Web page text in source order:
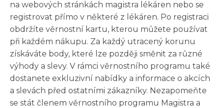
na webových stránkách magistra lékáren nebo se
registrovat přímo v některé z lékáren. Po registraci
obdržíte věrnostní kartu, kterou můžete používat
při každém nákupu. Za každý utracený korunu
získáváte body, které lze později směnit za různé
výhody a slevy. V rámci věrnostního programu také
dostanete exkluzivní nabídky a informace o akcích
a slevách před ostatními zákazníky. Nezapomeňte
se stát členem věrnostního programu Magistra a